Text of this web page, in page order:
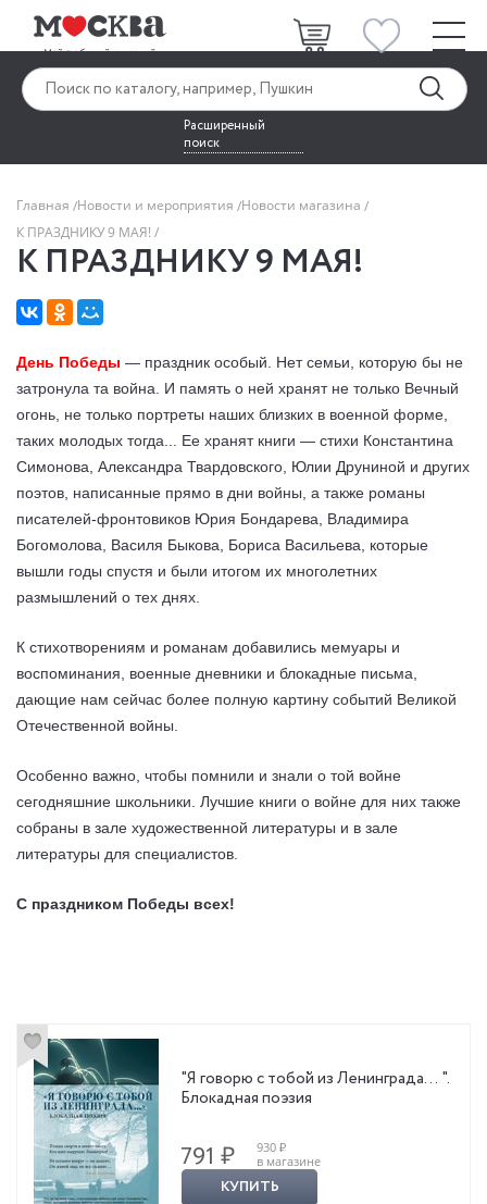
Расширенный
поиск
Главная Новости и мероприятия Новости магазина
К ПРАЗДНИКУ 9 МАЯ!
К ПРАЗДНИКУ 9 МАЯ!
День Победы — праздник особый. Нет семьи, которую бы не
затронула та война. И память о ней хранят не только Вечный
огонь, не только портреты наших близких в военной форме,
таких молодых тогда... Ее хранят книги — стихи Константина
Симонова, Александра Твардовского, Юлии Друниной и других
поэтов, написанные прямо в дни войны, а также романы
писателей-фронтовиков Юрия Бондарева, Владимира
Богомолова, Василя Быкова, Бориса Васильева, которые
вышли годы спустя и были итогом их многолетних
размышлений о тех днях.
К стихотворениям и романам добавились мемуары и
воспоминания, военные дневники и блокадные письма,
дающие нам сейчас более полную картину событий Великой
Отечественной войны.
Особенно важно, чтобы помнили и знали о той войне
сегодняшние школьники. Лучшие книги о войне для них также
собраны в зале художественной литературы и в зале
литературы для специалистов.
С праздником Победы всех!
"Я говорю с тобой из Ленинграда… ".
Блокадная поэзия
791 ₽
930 ₽
в магазине
КУПИТЬ